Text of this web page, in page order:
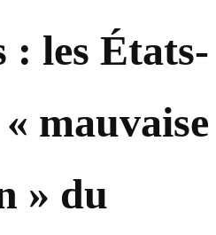
les États-
mauvaise
» du